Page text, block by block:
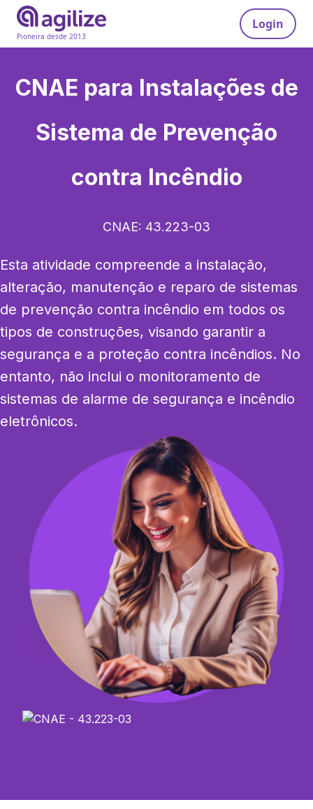
Pioneira desde 2013
Login
CNAE para Instalações de
Sistema de Prevenção
contra Incêndio
CNAE: 43.223-03
Esta atividade compreende a instalação,
alteração, manutenção e reparo de sistemas
de prevenção contra incêndio em todos os
tipos de construções, visando garantir a
segurança e a proteção contra incêndios. No
entanto, não inclui o monitoramento de
sistemas de alarme de segurança e incêndio
eletrônicos.